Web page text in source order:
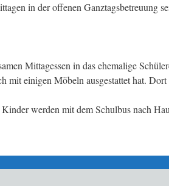
in der offenen Ganztagsbetreuung
Mittagessen in das ehemalige
mit einigen Möbeln ausgestattet hat.
werden mit dem Schulbus nach